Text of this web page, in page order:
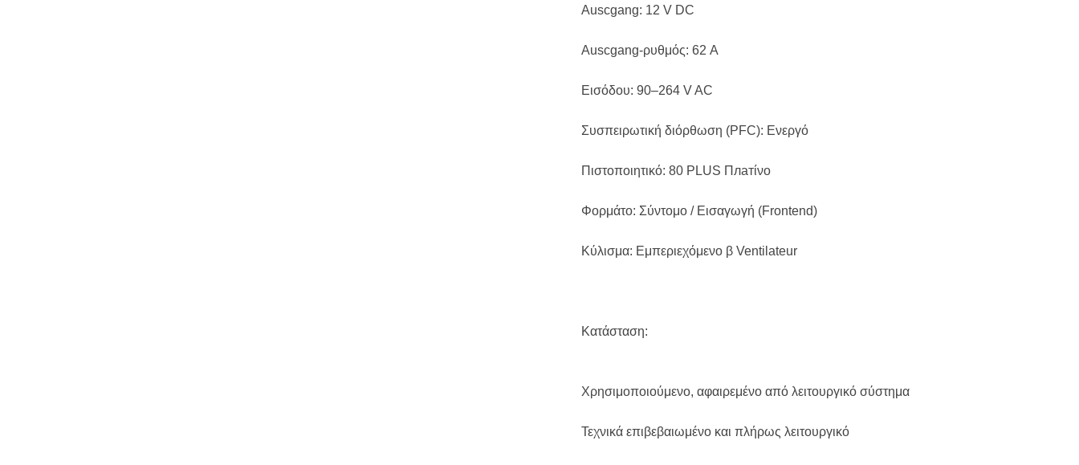
Αuscgang: 12 V DC
Αuscgang-ρυθμός: 62 A
Εισόδου: 90–264 V AC
Συσπειρωτική διόρθωση (PFC): Ενεργό
Πιστοποιητικό: 80 PLUS Πлатίνο
Φορμάτο: Σύντομο / Εισαγωγή (Frontend)
Κύλισμα: Εμπεριεχόμενο β Ventilateur
Κατάσταση:
Χρησιμοποιούμενο, αφαιρεμένο από λειτουργικό σύστημα
Τεχνικά επιβεβαιωμένο και πλήρως λειτουργικό